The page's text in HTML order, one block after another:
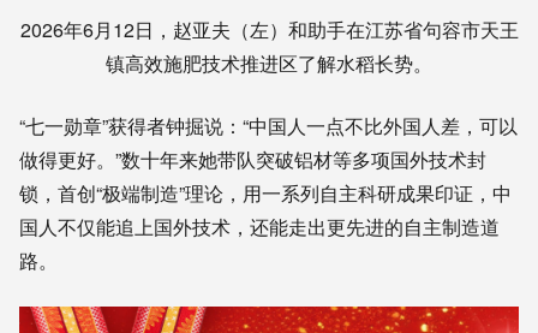
2026年6月12日，赵亚夫（左）和助手在江苏省句容市天王
镇高效施肥技术推进区了解水稻长势。
“七一勋章”获得者钟掘说：“中国人一点不比外国人差，可以
做得更好。”数十年来她带队突破铝材等多项国外技术封
锁，首创“极端制造”理论，用一系列自主科研成果印证，中
国人不仅能追上国外技术，还能走出更先进的自主制造道
路。